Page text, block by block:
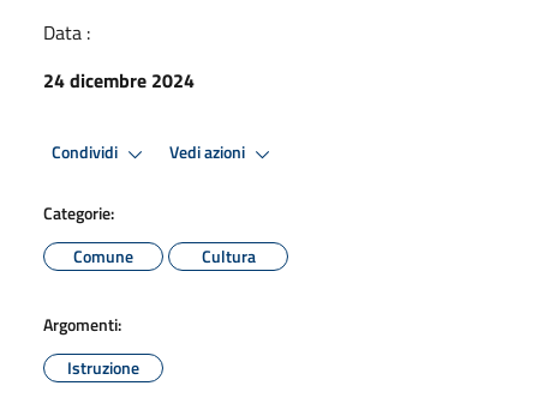
Data :
24 dicembre 2024
Condividi Vedi azioni
Categorie:
Comune
Cultura
Argomenti:
Istruzione